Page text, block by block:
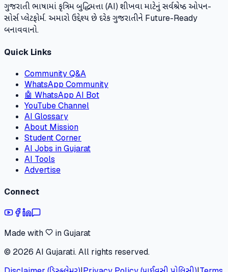
ગુજરાતી ભાષામાં કૃત્રિમ બુદ્ધિમત્તા (AI) શીખવા માટેનું સર્વશ્રેષ્ઠ ઓપન-
સોર્સ પ્લેટફોર્મ. અમારો ઉદ્દેશ્ય છે દરેક ગુજરાતીને Future-Ready
બનાવવાનો.
Quick Links
Community Q&A
WhatsApp Community
🤖 WhatsApp AI Bot
YouTube Channel
AI Glossary
About Mission
Student Corner
AI Jobs in Gujarat
AI Tools
Advertise
Connect
Made with
in Gujarat
© 2026 AI Gujarati. All rights reserved.